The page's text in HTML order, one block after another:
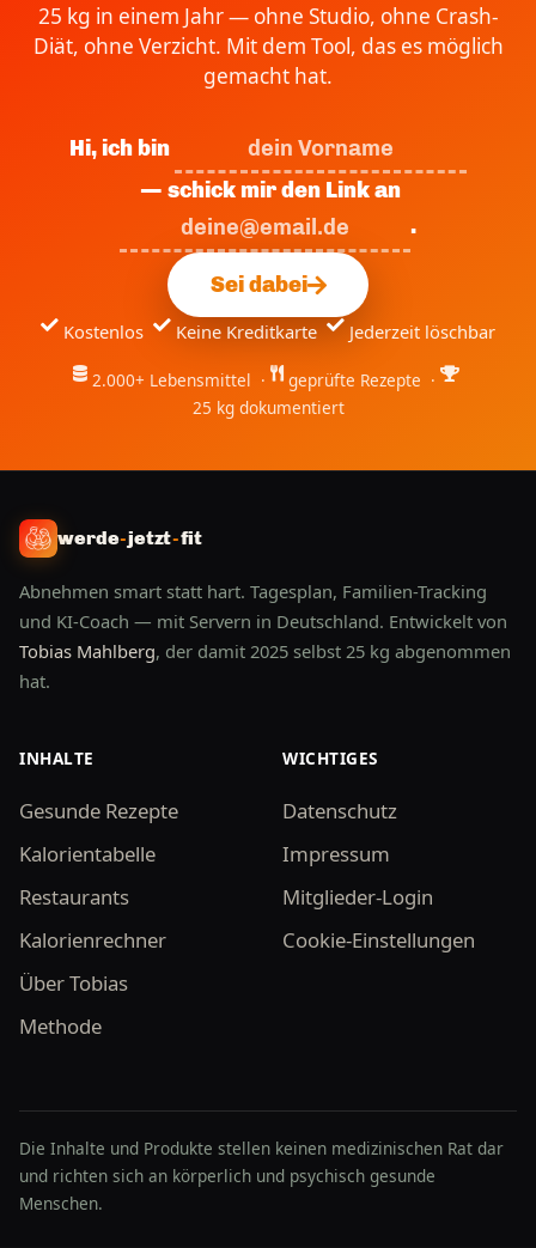
25 kg in einem Jahr — ohne Studio, ohne Crash-
Diät, ohne Verzicht. Mit dem Tool, das es möglich
gemacht hat.
Hi, ich bin
— schick mir den Link an
.
Sei dabei
Kostenlos Keine Kreditkarte Jederzeit löschbar
2.000+ Lebensmittel ·
geprüfte Rezepte ·
25 kg dokumentiert
werde-jetzt-fit
Abnehmen smart statt hart. Tagesplan, Familien-Tracking
und KI-Coach — mit Servern in Deutschland. Entwickelt von
Tobias Mahlberg, der damit 2025 selbst 25 kg abgenommen
hat.
INHALTE
Gesunde Rezepte
Kalorientabelle
Restaurants
Kalorienrechner
Über Tobias
Methode
WICHTIGES
Datenschutz
Impressum
Mitglieder-Login
Cookie-Einstellungen
Die Inhalte und Produkte stellen keinen medizinischen Rat dar
und richten sich an körperlich und psychisch gesunde
Menschen.